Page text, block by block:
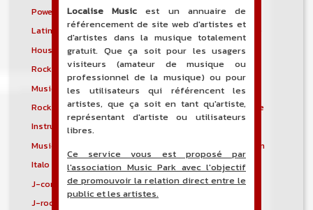
Power noise
Heavenly voices
Latin metal
Musique hindoustanie
House progressive
Tropical house
Rock indépendant
Indietronica
Musique industrielle
Metal industriel
Rock industriel
Musique instrumentale
Instrumental
Musique irlandaise
Rock progressif italien
Italo Disco
Italo house
J-core
J-pop
J-rock
Localise Music est un annuaire de
référencement de site web d'artistes et
d'artistes dans la musique totalement
gratuit. Que ça soit pour les usagers
visiteurs (amateur de musique ou
professionnel de la musique) ou pour
les utilisateurs qui référencent les
artistes, que ça soit en tant qu'artiste,
représentant d'artiste ou utilisateurs
libres.
Ce service vous est proposé par
l'association Music Park avec l'objectif
de promouvoir la relation direct entre le
public et les artistes.